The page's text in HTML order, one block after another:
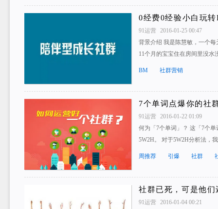
0经费0经验小白玩
91运营
2016-01-25 00:47
背景介绍 我是陈慧敏，一个
11个月的宝宝住在房间里没
BM 社群营销
7个单词点爆你的社
91运营
2016-01-22 01:09
何为「7个单词」？ 这「7个
5W2H。 对于5W2H分析法，
周推荐 引爆 社群
社群已死，可是他们
91运营
2016-01-04 00:21